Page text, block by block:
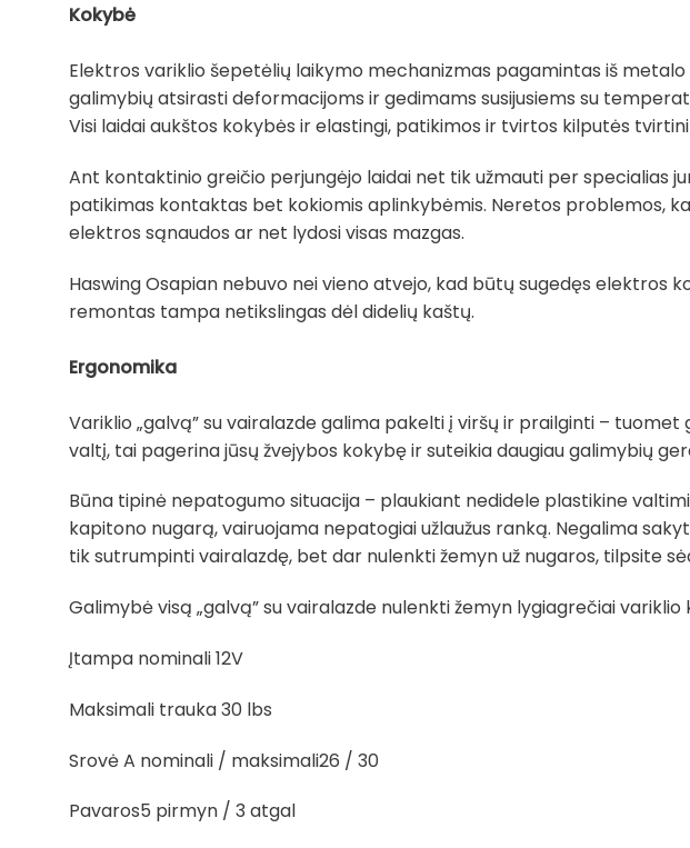
Kokybė
Elektros variklio šepetėlių laikymo mechanizmas pagamintas iš
galimybių atsirasti deformacijoms ir gedimams susijusiems su
Visi laidai aukštos kokybės ir elastingi, patikimos ir tvirtos kilputės
Ant kontaktinio greičio perjungėjo laidai net tik užmauti per specialias
patikimas kontaktas bet kokiomis aplinkybėmis. Neretos problemos,
elektros sąnaudos ar net lydosi visas mazgas.
Haswing Osapian nebuvo nei vieno atvejo, kad būtų sugedęs
remontas tampa netikslingas dėl didelių kaštų.
Ergonomika
Variklio „galvą” su vairalazde galima pakelti į viršų ir prailginti –
valtį, tai pagerina jūsų žvejybos kokybę ir suteikia daugiau galimybių
Būna tipinė nepatogumo situacija – plaukiant nedidele plastikine
kapitono nugarą, vairuojama nepatogiai užlaužus ranką. Negalima
tik sutrumpinti vairalazdę, bet dar nulenkti žemyn už nugaros, tilpsite
Galimybė visą „galvą” su vairalazde nulenkti žemyn lygiagrečiai
Įtampa nominali 12V
Maksimali trauka 30 lbs
Srovė A nominali / maksimali26 / 30
Pavaros5 pirmyn / 3 atgal